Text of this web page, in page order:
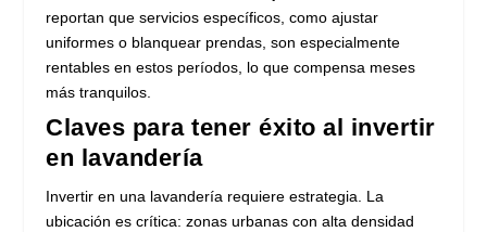
reportan que servicios específicos, como ajustar
uniformes o blanquear prendas, son especialmente
rentables en estos períodos, lo que compensa meses
más tranquilos.
Claves para tener éxito al invertir
en lavandería
Invertir en una lavandería requiere estrategia. La
ubicación es crítica: zonas urbanas con alta densidad